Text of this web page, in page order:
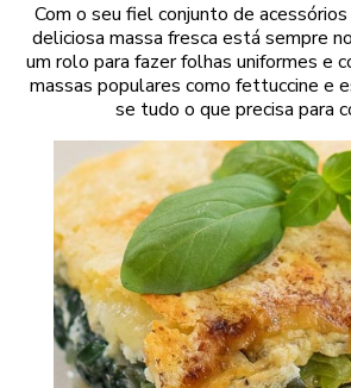
Com o seu fiel conjunto de acessórios
deliciosa massa fresca está sempre
um rolo para fazer folhas uniformes e
massas populares como fettuccine e
se tudo o que precisa para